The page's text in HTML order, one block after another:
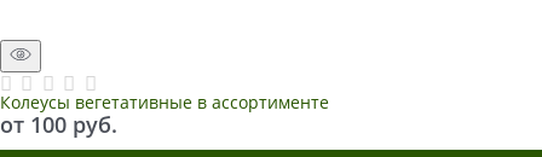
Колеусы вегетативные в ассортименте
от 100 руб.